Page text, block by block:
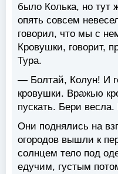
было Колька, но тут
опять совсем
говорил, что мы с
Кровушки, говорит,
Тура.
— Болтай, Колун! И
кровушки. Вражью
пускать. Бери
Они поднялись на
огородов вышли к
солнцем тело под
едучим, густым